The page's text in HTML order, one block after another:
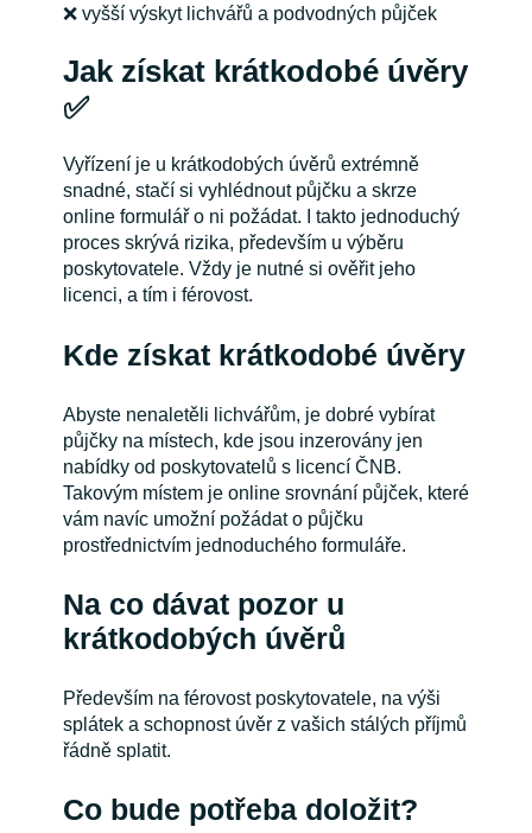
❌ vyšší výskyt lichvářů a podvodných půjček
Jak získat krátkodobé úvěry
✅
Vyřízení je u krátkodobých úvěrů extrémně
snadné, stačí si vyhlédnout půjčku a skrze
online formulář o ni požádat. I takto jednoduchý
proces skrývá rizika, především u výběru
poskytovatele. Vždy je nutné si ověřit jeho
licenci, a tím i férovost.
Kde získat krátkodobé úvěry
Abyste nenaletěli lichvářům, je dobré vybírat
půjčky na místech, kde jsou inzerovány jen
nabídky od poskytovatelů s licencí ČNB.
Takovým místem je online srovnání půjček, které
vám navíc umožní požádat o půjčku
prostřednictvím jednoduchého formuláře.
Na co dávat pozor u
krátkodobých úvěrů
Především na férovost poskytovatele, na výši
splátek a schopnost úvěr z vašich stálých příjmů
řádně splatit.
Co bude potřeba doložit?